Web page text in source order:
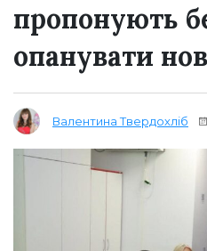
пропонують
опанувати
Валентина Твердохліб